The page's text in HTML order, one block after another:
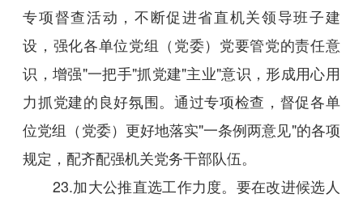
专项督查活动，不断促进省直机关领导班子建
设，强化各单位党组（党委）党要管党的责任意
识，增强"一把手"抓党建"主业"意识，形成用心用
力抓党建的良好氛围。通过专项检查，督促各单
位党组（党委）更好地落实"一条例两意见"的各项
规定，配齐配强机关党务干部队伍。
23.加大公推直选工作力度。要在改进候选人